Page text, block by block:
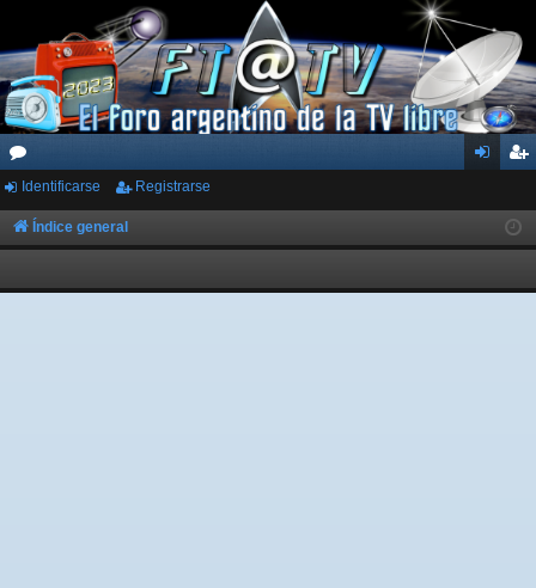
or
os
ar
ist
rs
Identificarse Registrarse
Índice general